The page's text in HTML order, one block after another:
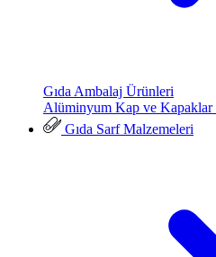
Gıda Ambalaj Ürünleri
Alüminyum Kap ve Kapaklar
Gıda Sarf Malzemeleri